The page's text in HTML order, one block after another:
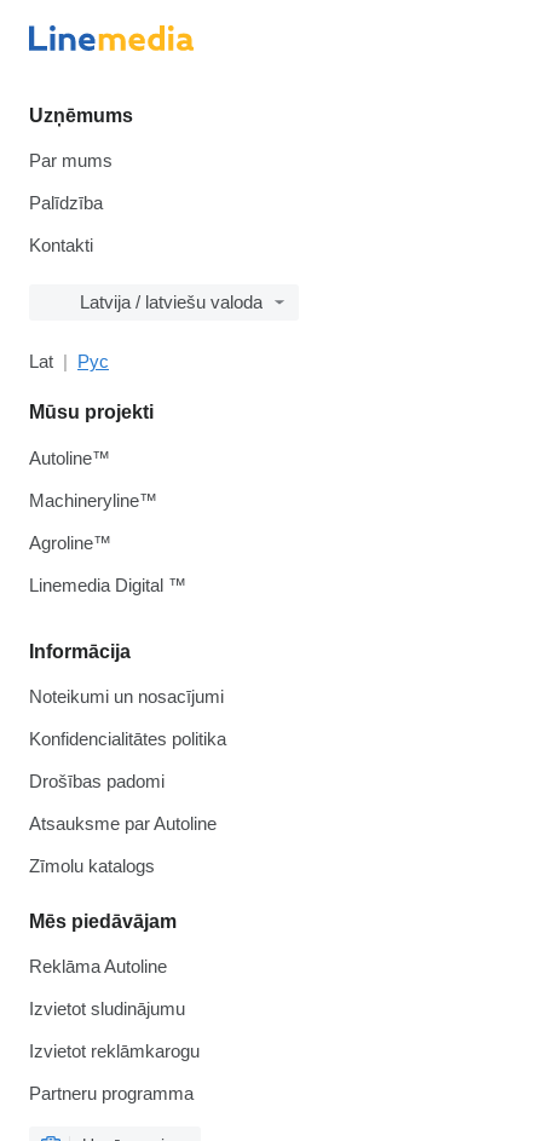
Uzņēmums
Par mums
Palīdzība
Kontakti
Latvija / latviešu valoda
Lat Рус
Informācija
Noteikumi un nosacījumi
Konfidencialitātes politika
Drošības padomi
Atsauksme par Autoline
Zīmolu katalogs
Mēs piedāvājam
Reklāma Autoline
Izvietot sludinājumu
Izvietot reklāmkarogu
Partneru programma
Mūsu projekti
Autoline™
Machineryline™
Agroline™
Linemedia Digital ™